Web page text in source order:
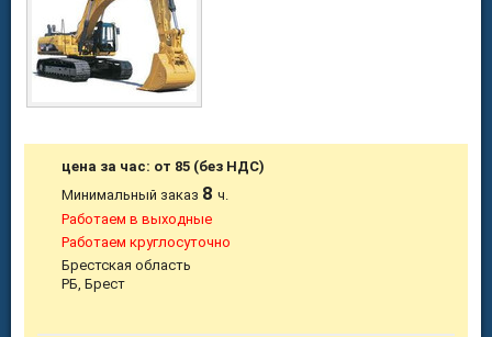
цена за час: от 85 (без НДС)
Минимальный заказ 8ч.
Работаем в выходные
Работаем круглосуточно
Брестская область
РБ, Брест